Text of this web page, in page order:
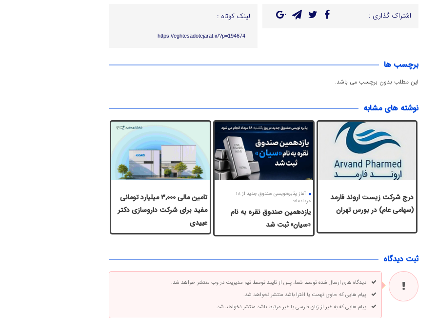
اشتراک گذاری : لینک کوتاه :
https://eghtesadotejarat.ir/?p=194674
برچسب ها
این مطلب بدون برچسب می باشد.
نوشته های مشابه
درج شرکت زیست اروند فارمد
(سهامی عام) در بورس تهران
آغاز پذیره‌نویسی صندوق جدید از ۱۸
مردادماه؛
یازدهمین صندوق نقره به نام
«سیان» ثبت شد
تامین مالی ۳,۰۰۰ میلیارد تومانی
مفید برای شرکت داروسازی دکتر
عبیدی
ثبت دیدگاه
دیدگاه های ارسال شده توسط شما، پس از تایید توسط تیم مدیریت در وب منتشر خواهد شد.
پیام هایی که حاوی تهمت یا افترا باشد منتشر نخواهد شد.
پیام هایی که به غیر از زبان فارسی یا غیر مرتبط باشد منتشر نخواهد شد.